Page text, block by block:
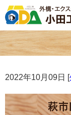
2022年10月09日 [
萩市